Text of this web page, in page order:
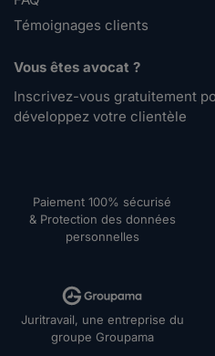
Témoignages clients
Vous êtes avocat ?
Inscrivez-vous gratuitement
développez votre clientèle
Paiement 100% sécurisé
& Protection des données
personnelles
Juritravail, une entreprise du
groupe Groupama